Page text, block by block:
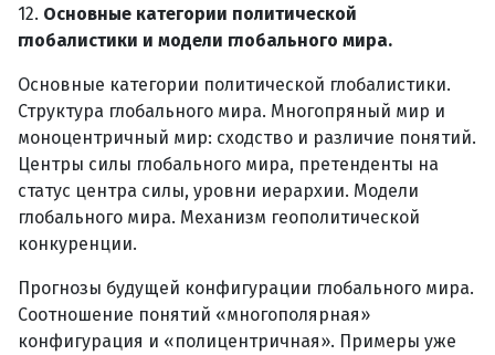
12. Основные категории политической
глобалистики и модели глобального мира.
Основные категории политической глобалистики.
Структура глобального мира. Многопряный мир и
моноцентричный мир: сходство и различие понятий.
Центры силы глобального мира, претенденты на
статус центра силы, уровни иерархии. Модели
глобального мира. Механизм геополитической
конкуренции.
Прогнозы будущей конфигурации глобального мира.
Соотношение понятий «многополярная»
конфигурация и «полицентричная». Примеры уже